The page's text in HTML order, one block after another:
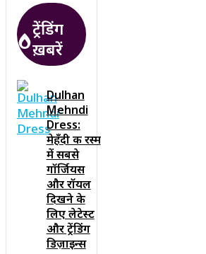
ट्रेंडिंग
ख़बरें
Dulhan
Mehndi
Dress:
मेहँदी की रस्म
में सबसे
गॉर्जियस
और रॉयल
दिखने के
लिए लेटेस्ट
और ट्रेंडिंग
डिज़ाइन्स